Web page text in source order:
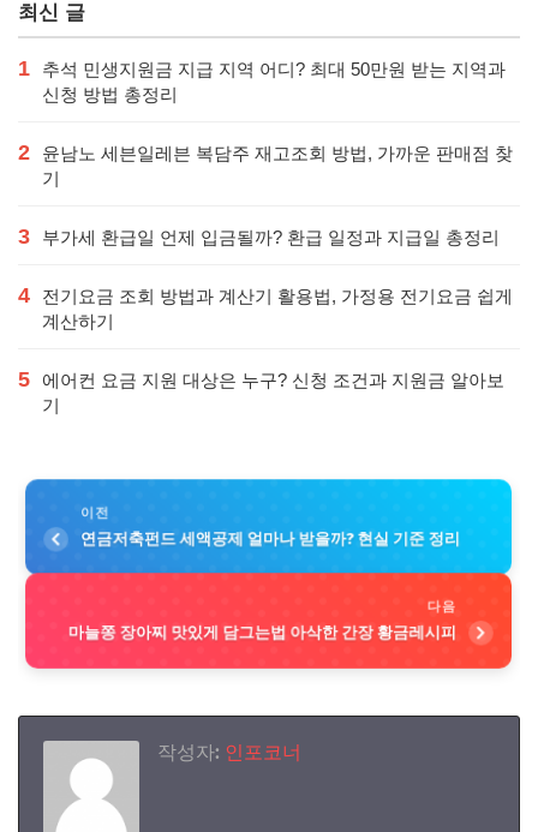
최신 글
1
추석 민생지원금 지급 지역 어디? 최대 50만원 받는 지역과
신청 방법 총정리
2
윤남노 세븐일레븐 복담주 재고조회 방법, 가까운 판매점 찾
기
3 부가세 환급일 언제 입금될까? 환급 일정과 지급일 총정리
4
전기요금 조회 방법과 계산기 활용법, 가정용 전기요금 쉽게
계산하기
5
에어컨 요금 지원 대상은 누구? 신청 조건과 지원금 알아보
기
이전
연금저축펀드 세액공제 얼마나 받을까? 현실 기준 정리
다음
마늘쫑 장아찌 맛있게 담그는법 아삭한 간장 황금레시피
작성자: 인포코너